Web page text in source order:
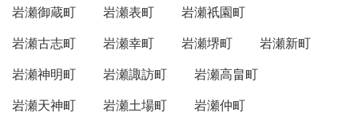
岩瀬御蔵町
岩瀬表町
岩瀬祇園町
岩瀬古志町
岩瀬幸町 岩瀬堺町
岩瀬新町
岩瀬神明町
岩瀬諏訪町
岩瀬高畠町
岩瀬天神町
岩瀬土場町
岩瀬仲町